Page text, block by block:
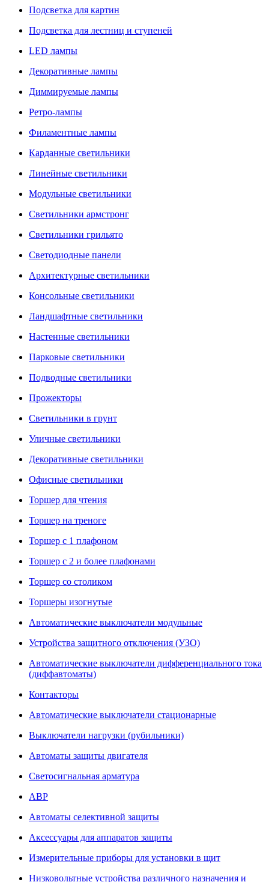
Подсветка для картин
Подсветка для лестниц и ступеней
LED лампы
Декоративные лампы
Диммируемые лампы
Ретро-лампы
Филаментные лампы
Карданные светильники
Линейные светильники
Модульные светильники
Светильники армстронг
Светильники грильято
Светодиодные панели
Архитектурные светильники
Консольные светильники
Ландшафтные светильники
Настенные светильники
Парковые светильники
Подводные светильники
Прожекторы
Светильники в грунт
Уличные светильники
Декоративные светильники
Офисные светильники
Торшер для чтения
Торшер на треноге
Торшер с 1 плафоном
Торшер с 2 и более плафонами
Торшер со столиком
Торшеры изогнутые
Автоматические выключатели модульные
Устройства защитного отключения (УЗО)
Автоматические выключатели дифференциального тока
(диффавтоматы)
Контакторы
Автоматические выключатели стационарные
Выключатели нагрузки (рубильники)
Автоматы защиты двигателя
Светосигнальная арматура
АВР
Автоматы селективной защиты
Аксессуары для аппаратов защиты
Измерительные приборы для установки в щит
Низковольтные устройства различного назначения и